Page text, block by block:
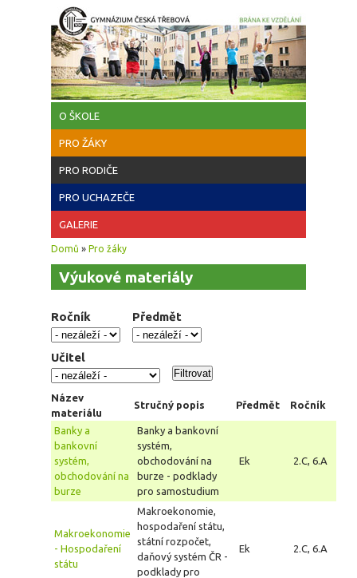
Přejít k hlavnímu obsahu
O ŠKOLE
PRO ŽÁKY
PRO RODIČE
PRO UCHAZEČE
GALERIE
Jste zde
Domů » Pro žáky
Výukové materiály
Ročník Předmět
Učitel
Název
materiálu
Stručný popis Předmět Ročník
Banky a
bankovní
systém,
obchodování na
burze
Banky a bankovní
systém,
obchodování na
burze - podklady
pro samostudium
Ek 2.C, 6.A
Makroekonomie
- Hospodaření
státu
Makroekonomie,
hospodaření státu,
státní rozpočet,
daňový systém ČR -
podklady pro
Ek 2.C, 6.A